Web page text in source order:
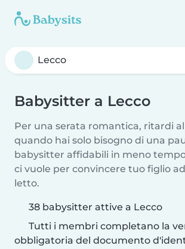
Babysitter a Lecco
Per una serata romantica, ritardi
quando hai solo bisogno di una
babysitter affidabili in meno
ci vuole per convincere tuo figlio
letto.
38 babysitter attive a Lecco
Tutti i membri completano la
obbligatoria del documento